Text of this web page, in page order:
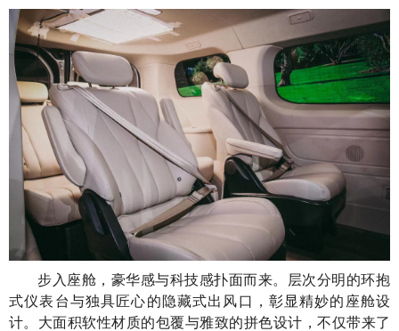
步入座舱，豪华感与科技感扑面而来。层次分明的环抱
式仪表台与独具匠心的隐藏式出风口，彰显精妙的座舱设
计。大面积软性材质的包覆与雅致的拼色设计，不仅带来了